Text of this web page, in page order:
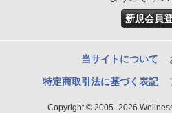
新規会員
当サイトについて
特定商取引法に基づく表記
Copyright © 2005- 2026